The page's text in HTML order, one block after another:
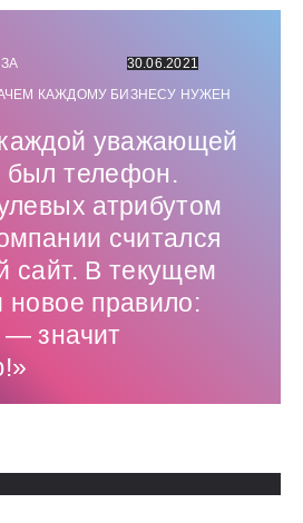
30.06.2021
КАЖДОМУ БИЗНЕСУ НУЖЕН
уважающей
телефон.
атрибутом
считался
сайт. В текущем
новое правило:
​значит